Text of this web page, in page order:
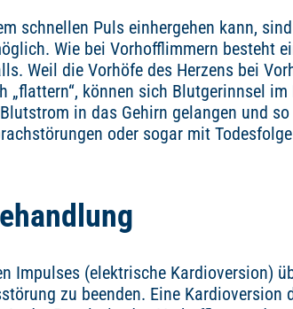
schnellen Puls einhergehen kann,
Wie bei Vorhofflimmern besteht
Weil die Vorhöfe des Herzens bei
„flattern“, können sich Blutgerinnsel im
in das Gehirn gelangen und
oder sogar mit
Impulses (elektrische Kardioversion)
zu beenden. Eine Kardioversion